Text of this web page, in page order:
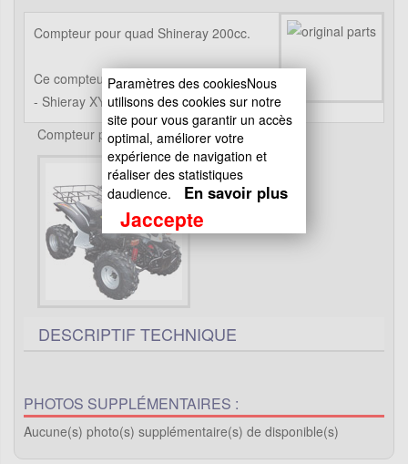
Compteur pour quad Shineray 200cc.
Ce compteur s'adapte sur les quads :
- Shieray XY200STIIE
Compteur pour Bashan 200cc BS200S3
DESCRIPTIF TECHNIQUE
PHOTOS SUPPLÉMENTAIRES :
Aucune(s) photo(s) supplémentaire(s) de disponible(s)
Paramètres des cookiesNous
utilisons des cookies sur notre
site pour vous garantir un accès
optimal, améliorer votre
expérience de navigation et
réaliser des statistiques
daudience.
En savoir plus
Jaccepte